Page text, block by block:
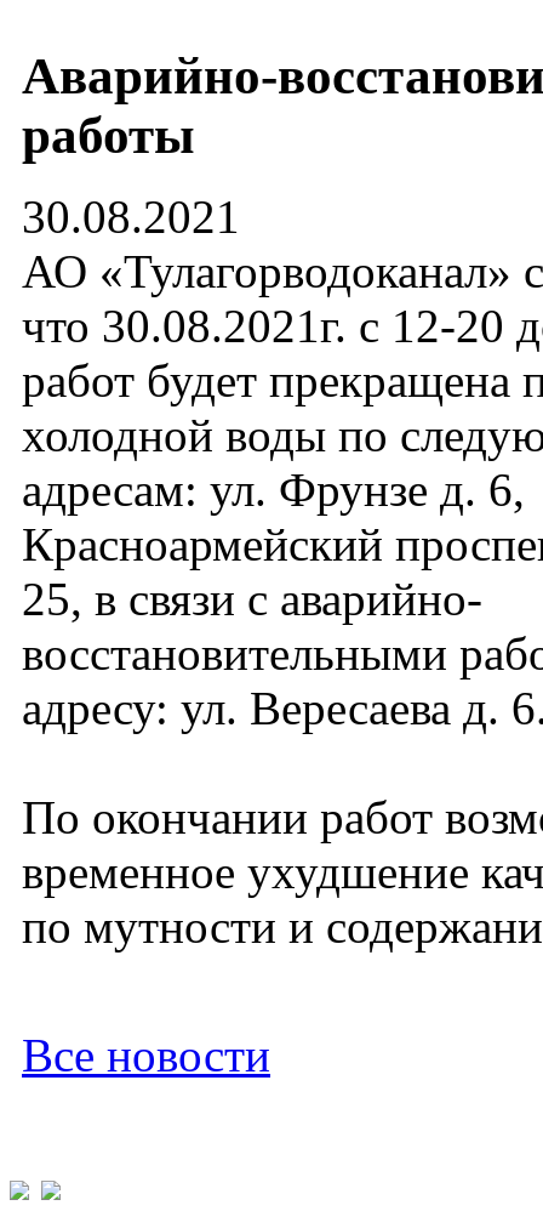
Аварийно-
работы
30.08.2021
АО «Тулагорводоканал»
что 30.08.2021г. с 12-20
работ будет прекращена
холодной воды по
адресам: ул. Фрунзе д. 6,
Красноармейский
25, в связи с аварийно-
восстановительными
адресу: ул. Вересаева д.
По окончании работ
временное ухудшение
по мутности и
Все новости